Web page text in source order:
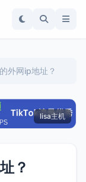
外网ip地址？
lisa主机
？